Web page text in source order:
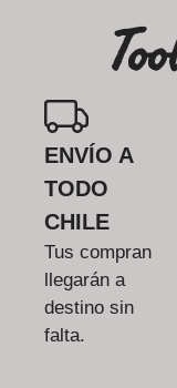
ENVÍO A
TODO
CHILE
Tus compran
llegarán a
destino sin
falta.